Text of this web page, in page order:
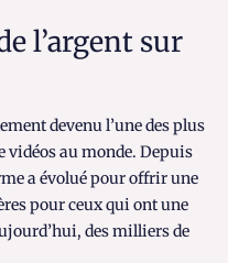
l’argent sur
devenu l’une des plus
vidéos au monde. Depuis
a évolué pour offrir une
pour ceux qui ont une
des milliers de